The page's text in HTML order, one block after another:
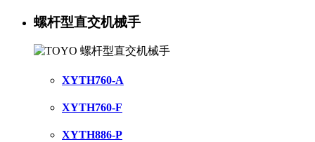
螺杆型直交机械手
XYTH760-A
XYTH760-F
XYTH886-P